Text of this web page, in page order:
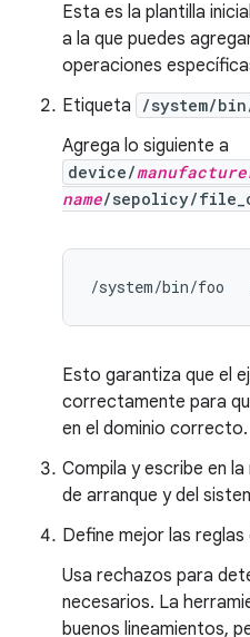
Esta es la plantilla
a la que puedes
operaciones
Etiqueta
/system/
Agrega lo siguiente a
device/
name/sepolicy/
Esto garantiza que el
correctamente para
en el dominio correcto.
Compila y escribe en
de arranque y del
Define mejor las reglas
Usa rechazos para
necesarios. La
buenos lineamientos,